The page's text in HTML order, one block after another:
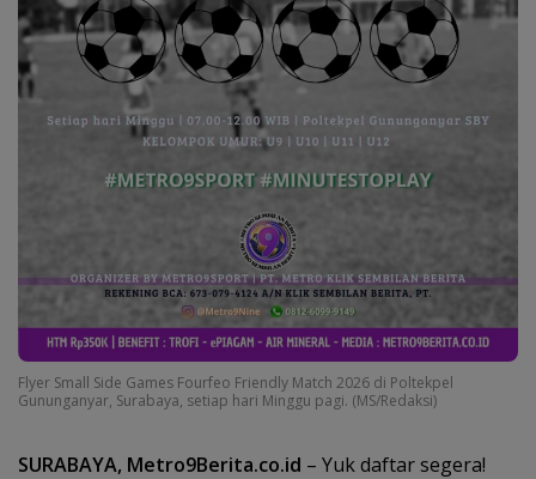
Flyer Small Side Games Fourfeo Friendly Match 2026 di Poltekpel
Gununganyar, Surabaya, setiap hari Minggu pagi. (MS/Redaksi)
SURABAYA, Metro9Berita.co.id – Yuk daftar segera!